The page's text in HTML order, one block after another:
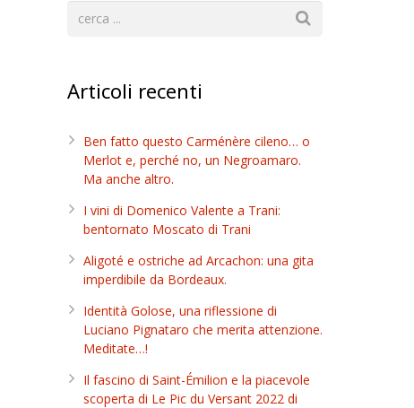
Articoli recenti
Ben fatto questo Carménère cileno… o
Merlot e, perché no, un Negroamaro.
Ma anche altro.
I vini di Domenico Valente a Trani:
bentornato Moscato di Trani
Aligoté e ostriche ad Arcachon: una gita
imperdibile da Bordeaux.
Identità Golose, una riflessione di
Luciano Pignataro che merita attenzione.
Meditate…!
Il fascino di Saint-Émilion e la piacevole
scoperta di Le Pic du Versant 2022 di